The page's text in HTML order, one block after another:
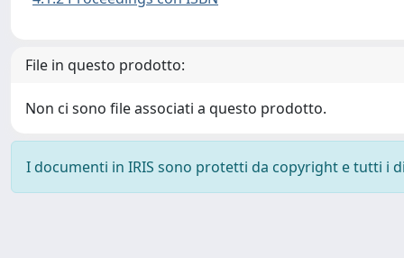
File in questo prodotto:
Non ci sono file associati a questo prodotto.
I documenti in IRIS sono protetti da copyright e tutti i